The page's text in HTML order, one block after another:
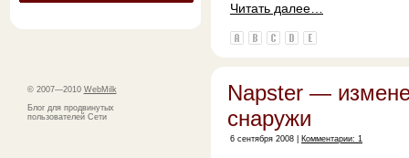
© 2007—2010 WebMilk
Блог для продвинутых
пользователей Сети
Читать далее…
Napster —
снаружи
6 сентября 2008 | Комментарии: 1